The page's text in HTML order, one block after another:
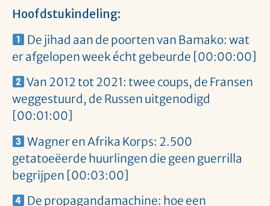
Hoofdstukindeling:
De jihad aan de poorten van Bamako: wat
er afgelopen week écht gebeurde [00:00:00]
Van 2012 tot 2021: twee coups, de Fransen
weggestuurd, de Russen uitgenodigd
[00:01:00]
Wagner en Afrika Korps: 2.500
getatoeëerde huurlingen die geen guerrilla
begrijpen [00:03:00]
De propagandamachine: hoe een